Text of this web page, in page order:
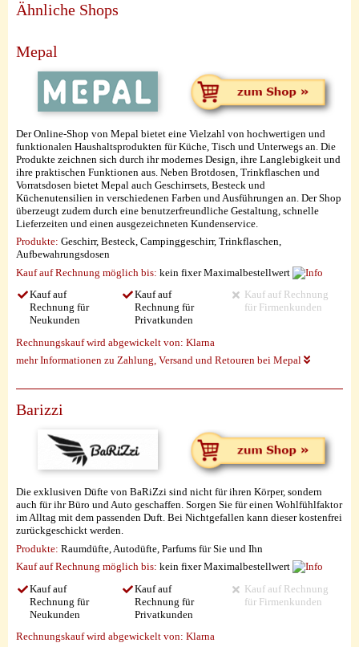
Ähnliche Shops
Mepal
Der Online-Shop von Mepal bietet eine Vielzahl von hochwertigen und
funktionalen Haushaltsprodukten für Küche, Tisch und Unterwegs an. Die
Produkte zeichnen sich durch ihr modernes Design, ihre Langlebigkeit und
ihre praktischen Funktionen aus. Neben Brotdosen, Trinkflaschen und
Vorratsdosen bietet Mepal auch Geschirrsets, Besteck und
Küchenutensilien in verschiedenen Farben und Ausführungen an. Der Shop
überzeugt zudem durch eine benutzerfreundliche Gestaltung, schnelle
Lieferzeiten und einen ausgezeichneten Kundenservice.
Produkte: Geschirr, Besteck, Campinggeschirr, Trinkflaschen,
Aufbewahrungsdosen
Kauf auf Rechnung möglich bis: kein fixer Maximalbestellwert
Kauf auf
Rechnung für
Neukunden
Kauf auf
Rechnung für
Privatkunden
Kauf auf Rechnung
für Firmenkunden
Rechnungskauf wird abgewickelt von: Klarna
mehr Informationen zu Zahlung, Versand und Retouren bei Mepal
Barizzi
Die exklusiven Düfte von BaRiZzi sind nicht für ihren Körper, sondern
auch für ihr Büro und Auto geschaffen. Sorgen Sie für einen Wohlfühlfaktor
im Alltag mit dem passenden Duft. Bei Nichtgefallen kann dieser kostenfrei
zurückgeschickt werden.
Produkte: Raumdüfte, Autodüfte, Parfums für Sie und Ihn
Kauf auf Rechnung möglich bis: kein fixer Maximalbestellwert
Kauf auf
Rechnung für
Neukunden
Kauf auf
Rechnung für
Privatkunden
Kauf auf Rechnung
für Firmenkunden
Rechnungskauf wird abgewickelt von: Klarna